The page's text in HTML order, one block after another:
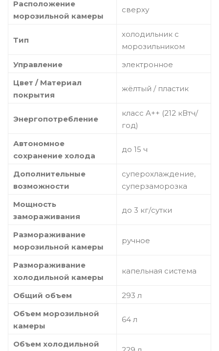
Расположение
морозильной камеры
сверху
Тип
холодильник с
морозильником
Управление
электронное
Цвет / Материал
покрытия
жёлтый / пластик
Энергопотребление
класс A++ (212 кВтч/
год)
Автономное
сохранение холода
до 15 ч
Дополнительные
возможности
суперохлаждение,
суперзаморозка
Мощность
замораживания
до 3 кг/cутки
Размораживание
морозильной камеры
ручное
Размораживание
холодильной камеры
капельная система
Общий объем
293 л
Объем морозильной
камеры
64 л
Объем холодильной